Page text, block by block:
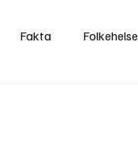
Fakta Folkehelse